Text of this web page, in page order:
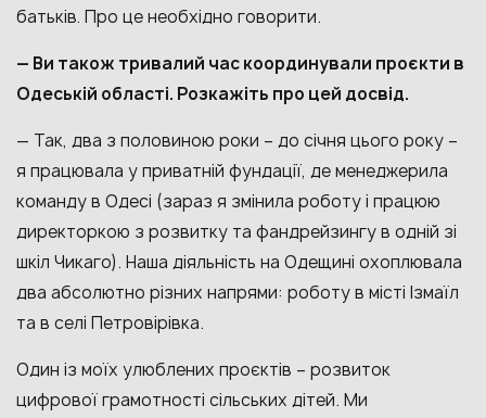
батьків. Про це необхідно говорити.
— Ви також тривалий час координували проєкти в
Одеській області. Розкажіть про цей досвід.
— Так, два з половиною роки – до січня цього року –
я працювала у приватній фундації, де менеджерила
команду в Одесі (зараз я змінила роботу і працюю
директоркою з розвитку та фандрейзингу в одній зі
шкіл Чикаго). Наша діяльність на Одещині охоплювала
два абсолютно різних напрями: роботу в місті Ізмаїл
та в селі Петровірівка.
Один із моїх улюблених проєктів – розвиток
цифрової грамотності сільських дітей. Ми